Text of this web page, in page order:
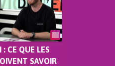
CE QUE LES
SAVOIR